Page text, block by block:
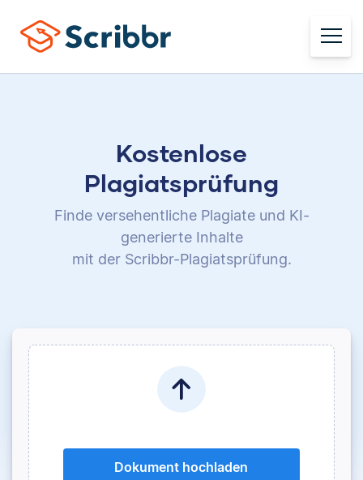
Kostenlose
Plagiatsprüfung
Finde versehentliche Plagiate und KI-
generierte Inhalte
mit der Scribbr-Plagiatsprüfung.
Dokument hochladen